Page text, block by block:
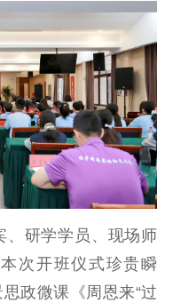
研学学员、现场师
次开班仪式珍贵瞬
政微课《周恩来“过